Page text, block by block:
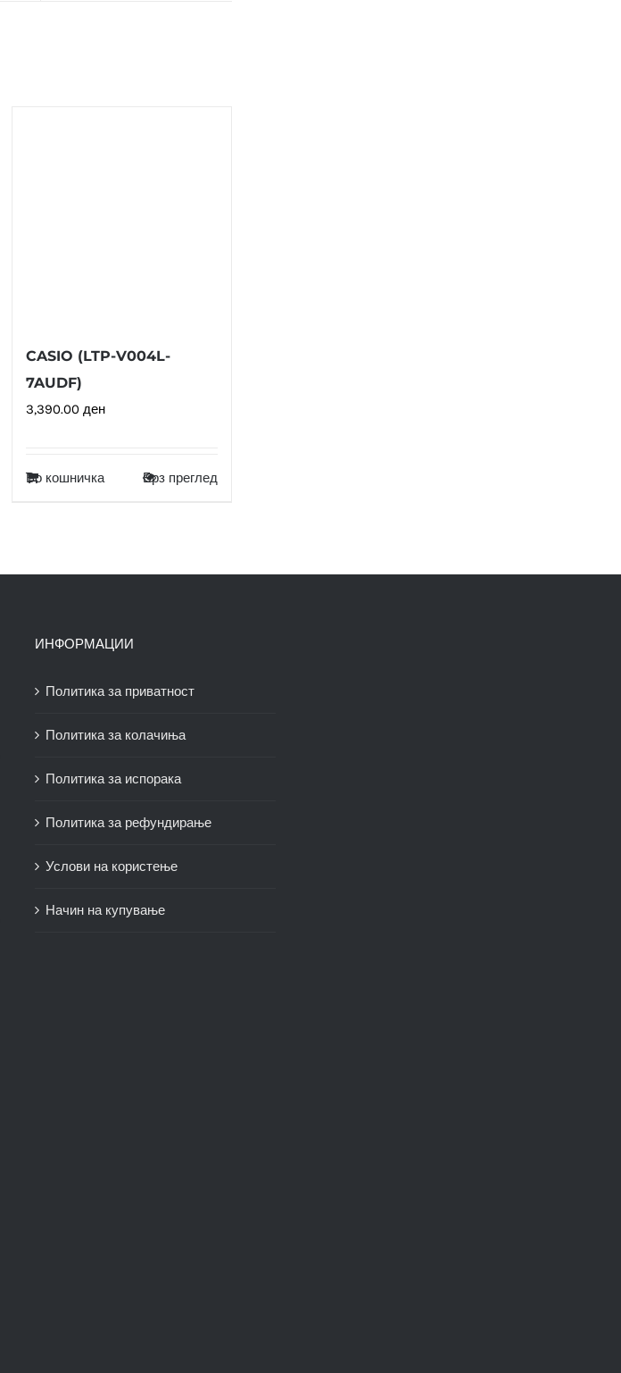
CASIO (LTP-V004L-
7AUDF)
3,390.00 ден
Во кошничка Брз преглед
ИНФОРМАЦИИ
Политика за приватност
Политика за колачиња
Политика за испорака
Политика за рефундирање
Услови на користење
Начин на купување